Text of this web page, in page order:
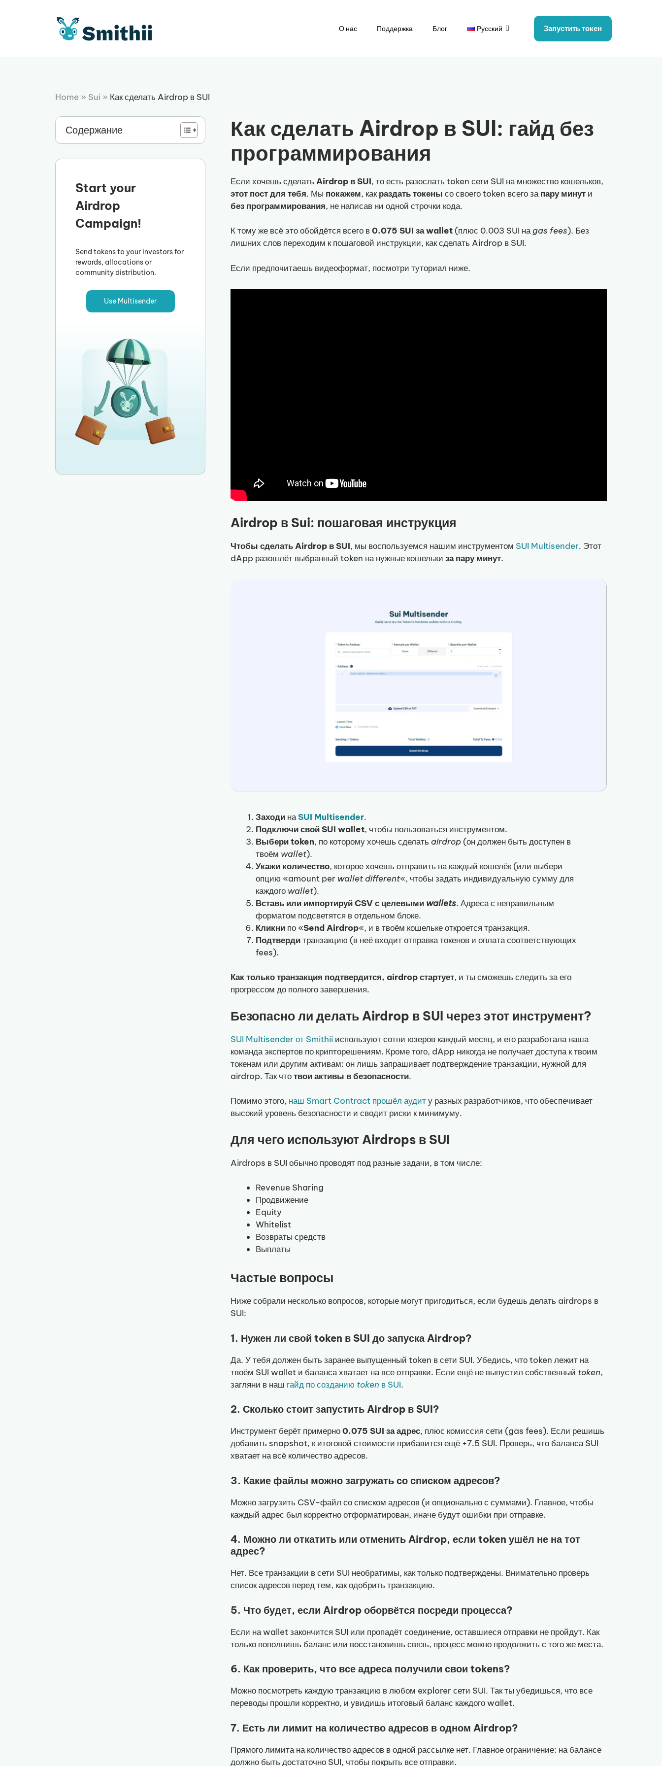
О нас Поддержка Блог Русский Запустить токен
Home » Sui » Как сделать Airdrop в SUI
Содержание
Start your
Airdrop
Campaign!
Send tokens to your investors for
rewards, allocations or
community distribution.
Use Multisender
Как сделать Airdrop в SUI: гайд без
программирования
Если хочешь сделатьAirdrop в SUI, то есть разослать token сети SUI на множество кошельков,
этот пост для тебя. Мы покажем, какраздать токены со своего token всего запару минут и
без программирования, не написав ни одной строчки кода.
К тому же всё это обойдётся всего в0.075 SUI за wallet (плюс 0.003 SUI наgas fees). Без
лишних слов переходим к пошаговой инструкции, как сделать Airdrop в SUI.
Если предпочитаешь видеоформат, посмотри туториал ниже.
Airdrop в Sui: пошаговая инструкция
Чтобы сделать Airdrop в SUI, мы воспользуемся нашим инструментом SUI Multisender. Этот
dApp разошлёт выбранный token на нужные кошелькиза пару минут.
Заходи наSUI Multisender.
Подключи свой SUI wallet, чтобы пользоваться инструментом.
Выбери token, по которому хочешь сделатьairdrop (он должен быть доступен в
твоём wallet).
Укажи количество, которое хочешь отправить на каждый кошелёк (или выбери
опцию «amount per wallet different«, чтобы задать индивидуальную сумму для
каждого wallet).
Вставь или импортируй CSV с целевыми wallets. Адреса с неправильным
форматом подсветятся в отдельном блоке.
Кликни по «Send Airdrop«, и в твоём кошельке откроется транзакция.
Подтвердитранзакцию (в неё входит отправка токенов и оплата соответствующих
fees).
Как только транзакция подтвердится, airdrop стартует, и ты сможешь следить за его
прогрессом до полного завершения.
Безопасно ли делать Airdrop в SUI через этот инструмент?
SUI Multisender от Smithii используют сотни юзеров каждый месяц, и его разработала наша
команда экспертов по крипторешениям. Кроме того, dApp никогда не получает доступа к твоим
токенам или другим активам: он лишь запрашивает подтверждение транзакции, нужной для
airdrop. Так чтотвои активы в безопасности.
Помимо этого, наш Smart Contract прошёл аудиту разных разработчиков, что обеспечивает
высокий уровень безопасности и сводит риски к минимуму.
Для чего используют Airdrops в SUI
Airdrops в SUI обычно проводят под разные задачи, в том числе:
Revenue Sharing
Продвижение
Equity
Whitelist
Возвраты средств
Выплаты
Частые вопросы
Ниже собрали несколько вопросов, которые могут пригодиться, если будешь делать airdrops в
SUI:
1. Нужен ли свой token в SUI до запуска Airdrop?
Да. У тебя должен быть заранее выпущенный token в сети SUI. Убедись, что token лежит на
твоём SUI wallet и баланса хватает на все отправки. Если ещё не выпустил собственный token,
загляни в наш гайд по созданию token в SUI.
2. Сколько стоит запустить Airdrop в SUI?
Инструмент берёт примерно0.075 SUI за адрес, плюс комиссия сети (gas fees). Если решишь
добавить snapshot, к итоговой стоимости прибавится ещё +7.5 SUI. Проверь, что баланса SUI
хватает на всё количество адресов.
3. Какие файлы можно загружать со списком адресов?
Можно загрузить CSV-файл со списком адресов (и опционально с суммами). Главное, чтобы
каждый адрес был корректно отформатирован, иначе будут ошибки при отправке.
4. Можно ли откатить или отменить Airdrop, если token ушёл не на тот
адрес?
Нет. Все транзакции в сети SUI необратимы, как только подтверждены. Внимательно проверь
список адресов перед тем, как одобрить транзакцию.
5. Что будет, если Airdrop оборвётся посреди процесса?
Если на wallet закончится SUI или пропадёт соединение, оставшиеся отправки не пройдут. Как
только пополнишь баланс или восстановишь связь, процесс можно продолжить с того же места.
6. Как проверить, что все адреса получили свои tokens?
Можно посмотреть каждую транзакцию в любом explorer сети SUI. Так ты убедишься, что все
переводы прошли корректно, и увидишь итоговый баланс каждого wallet.
7. Есть ли лимит на количество адресов в одном Airdrop?
Прямого лимита на количество адресов в одной рассылке нет. Главное ограничение: на балансе
должно быть достаточно SUI, чтобы покрыть все отправки.